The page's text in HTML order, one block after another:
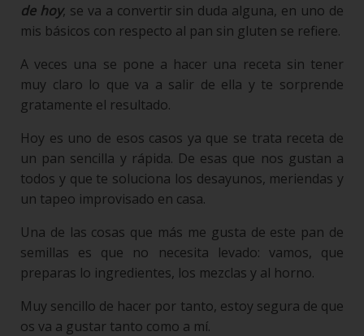
de hoy, se va a convertir sin duda alguna, en uno de
mis básicos con respecto al pan sin gluten se refiere.
A veces una se pone a hacer una receta sin tener
muy claro lo que va a salir de ella y te sorprende
gratamente el resultado.
Hoy es uno de esos casos ya que se trata receta de
un pan sencilla y rápida. De esas que nos gustan a
todos y que te soluciona los desayunos, meriendas y
un tapeo improvisado en casa.
Una de las cosas que más me gusta de este pan de
semillas es que no necesita levado: vamos, que
preparas lo ingredientes, los mezclas y al horno.
Muy sencillo de hacer por tanto, estoy segura de que
os va a gustar tanto como a mí.